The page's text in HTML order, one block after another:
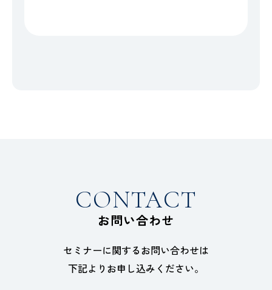
CONTACT
お問い合わせ
セミナーに関するお問い合わせは
下記よりお申し込みください。